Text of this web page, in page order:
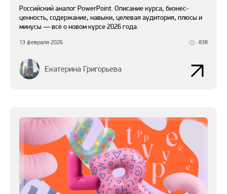
Российский аналог PowerPoint. Описание курса, бизнес-
ценность, содержание, навыки, целевая аудитория, плюсы и
минусы — всё о новом курсе 2026 года.
13 февраля 2026 838
Екатерина Григорьева